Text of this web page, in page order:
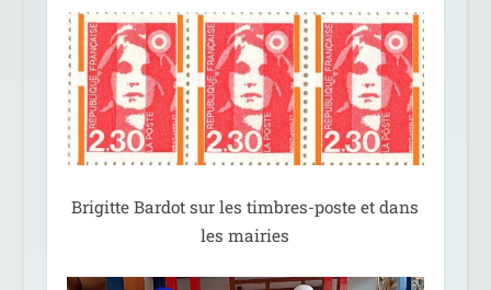
Brigitte Bardot sur les timbres-poste et dans
les mairies